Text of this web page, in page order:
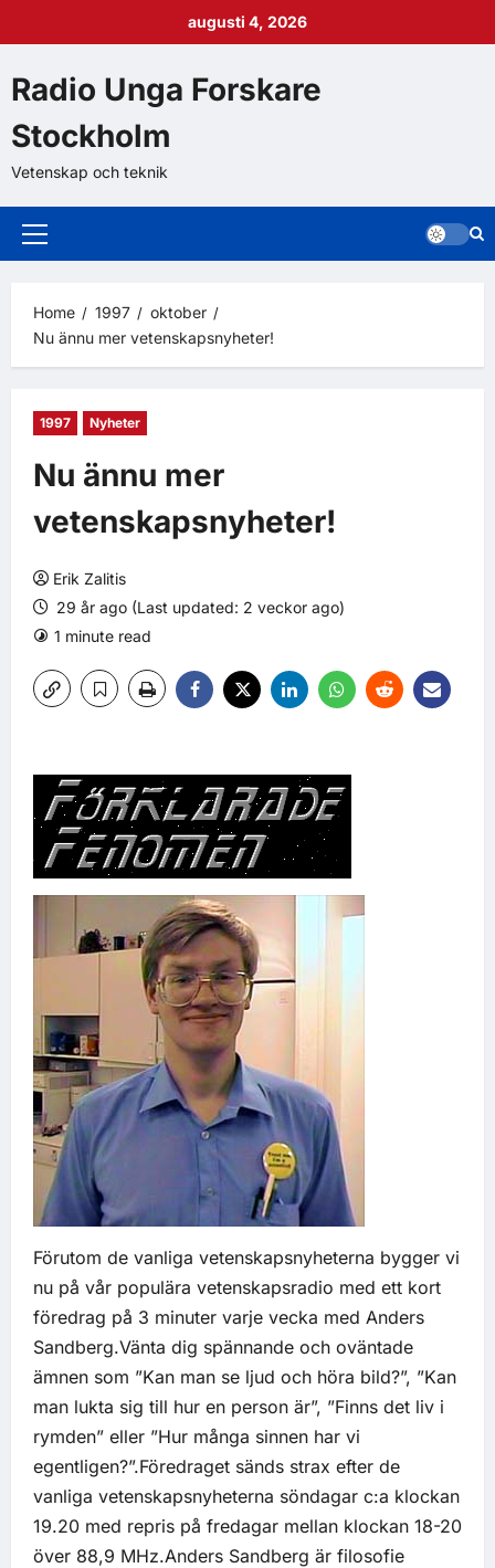
augusti 4, 2026
Radio Unga Forskare
Stockholm
Vetenskap och teknik
Home 1997
oktober
Nu ännu mer vetenskapsnyheter!
1997 Nyheter
Nu ännu mer
vetenskapsnyheter!
Erik Zalitis
29 år ago (Last updated: 2 veckor ago)
1 minute read
Förutom de vanliga vetenskapsnyheterna bygger vi
nu på vår populära vetenskapsradio med ett kort
föredrag på 3 minuter varje vecka med Anders
Sandberg.Vänta dig spännande och oväntade
ämnen som ”Kan man se ljud och höra bild?”, ”Kan
man lukta sig till hur en person är”, ”Finns det liv i
rymden” eller ”Hur många sinnen har vi
egentligen?”.Föredraget sänds strax efter de
vanliga vetenskapsnyheterna söndagar c:a klockan
19.20 med repris på fredagar mellan klockan 18-20
över 88,9 MHz.Anders Sandberg är filosofie